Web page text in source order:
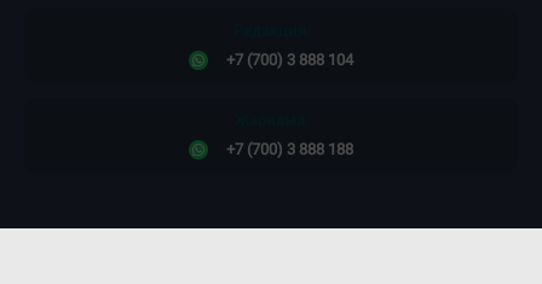
+7 (700) 3 888 104
+7 (700) 3 888 188